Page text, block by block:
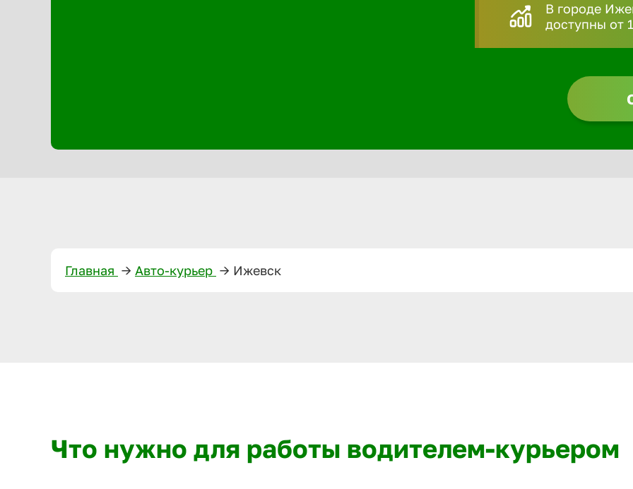
В городе
доступны от
Главная —> Авто-курьер —> Ижевск
Что нужно для работы водителем-курьером